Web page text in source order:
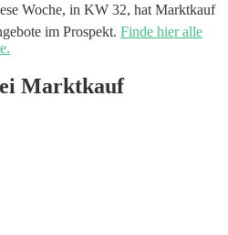
Woche, in KW 32, hat Marktkauf
im Prospekt. Finde hier alle
Marktkauf